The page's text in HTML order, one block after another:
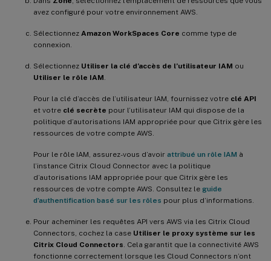
avez configuré pour votre environnement AWS.
Sélectionnez Amazon WorkSpaces Core comme type de
connexion.
Sélectionnez Utiliser la clé d’accès de l’utilisateur IAM ou
Utiliser le rôle IAM
Pour la clé d’accès de l’utilisateur IAM, fournissez votre clé API
et votre clé secrète pour l’utilisateur IAM qui dispose de la
politique d’autorisations IAM appropriée pour que Citrix gère les
ressources de votre compte AWS.
Pour le rôle IAM, assurez-vous d’avoir attribué un rôle IAM à
l’instance Citrix Cloud Connector avec la politique
d’autorisations IAM appropriée pour que Citrix gère les
ressources de votre compte AWS. Consultez le guide
d’authentification basé sur les rôles pour plus d’informations.
Pour acheminer les requêtes API vers AWS via les Citrix Cloud
Connectors, cochez la case Utiliser le proxy système sur les
Citrix Cloud Connectors . Cela garantit que la connectivité AWS
fonctionne correctement lorsque les Cloud Connectors n’ont